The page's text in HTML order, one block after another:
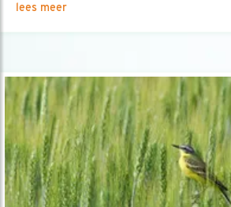
lees meer